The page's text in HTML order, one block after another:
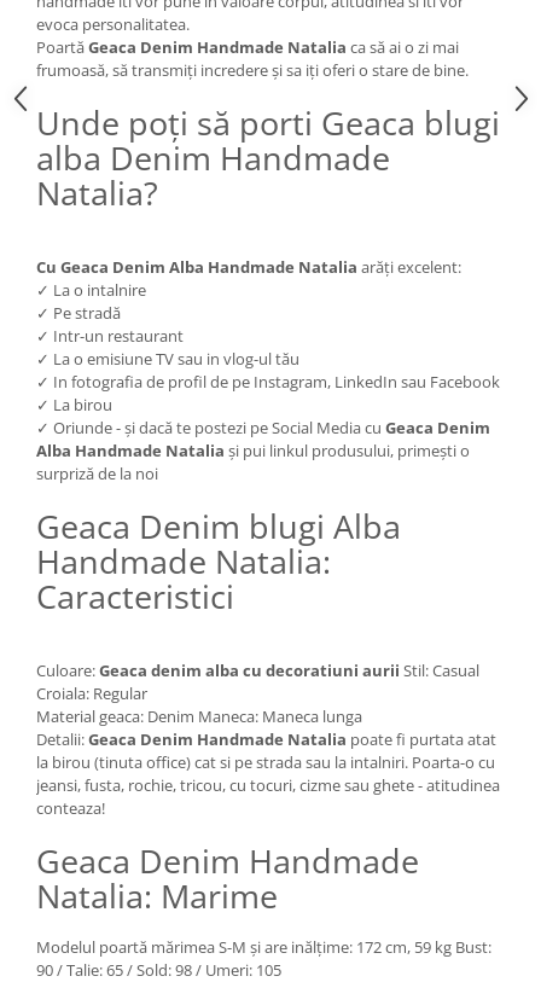
evoca personalitatea.
PoartăGeaca Denim Handmade Natalia ca să ai o zi mai
frumoasă, să transmiți incredere și sa iți oferi o stare de bine.
Unde poți să porti Geaca blugi
alba Denim Handmade
Natalia?
Cu Geaca Denim Alba Handmade Natalia arăți excelent:
✓ La o intalnire
✓ Pe stradă
✓ Intr-un restaurant
✓ La o emisiune TV sau in vlog-ul tău
✓ In fotografia de profil de pe Instagram, LinkedIn sau Facebook
✓ La birou
✓ Oriunde - și dacă te postezi pe Social Media cu Geaca Denim
Alba Handmade Natalia și pui linkul produsului, primești o
surpriză de la noi
Geaca Denim blugi Alba
Handmade Natalia:
Caracteristici
Culoare:Geaca denim alba cu decoratiuni aurii Stil: Casual
Croiala: Regular
Material geaca: Denim Maneca: Maneca lunga
Detalii:Geaca Denim Handmade Natalia poate fi purtata atat
la birou (tinuta office) cat si pe strada sau la intalniri. Poarta-o cu
jeansi, fusta, rochie, tricou, cu tocuri, cizme sau ghete - atitudinea
conteaza!
Geaca Denim Handmade
Natalia: Marime
Modelul poartă mărimea S-M și are inălțime: 172 cm, 59 kg Bust:
90 / Talie: 65 / Sold: 98 / Umeri: 105